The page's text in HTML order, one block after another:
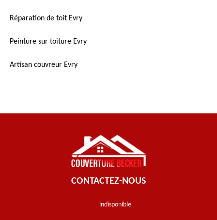
Réparation de toit Evry
Peinture sur toiture Evry
Artisan couvreur Evry
CONTACTEZ-NOUS
indisponible